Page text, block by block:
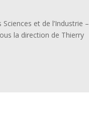
et de l’Industrie –
la direction de Thierry